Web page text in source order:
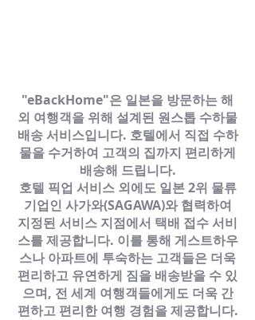
"eBackHome"은 일본을 방문하는 해
외 여행객을 위해 설계된 원스톱 수하물
배송 서비스입니다. 호텔에서 직접 수하
물을 수거하여 고객의 집까지 편리하게
배송해 드립니다.
호텔 픽업 서비스 외에도 일본 2위 물류
기업인 사가와(SAGAWA)와 협력하여
지정된 서비스 지점에서 택배 접수 서비
스를 제공합니다. 이를 통해 게스트하우
스나 아파트에 투숙하는 고객들은 더욱
편리하고 유연하게 짐을 배송받을 수 있
으며, 전 세계 여행객들에게도 더욱 간
편하고 편리한 여행 경험을 제공합니다.